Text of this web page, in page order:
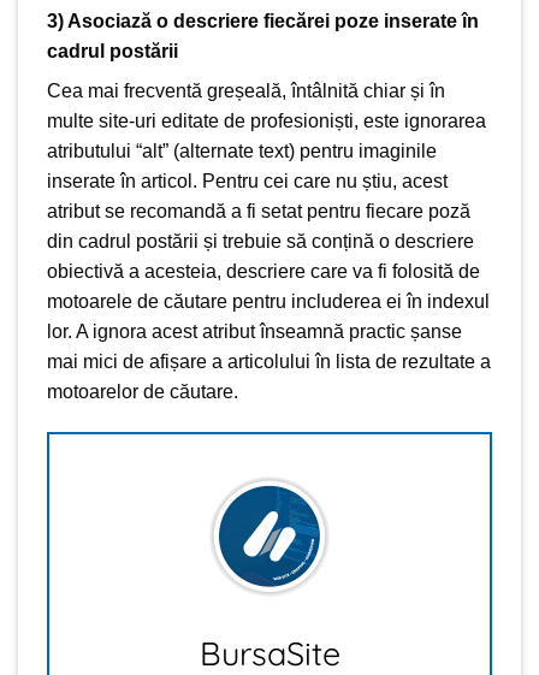
3) Asociază o descriere fiecărei poze inserate în
cadrul postării
Cea mai frecventă greșeală, întâlnită chiar și în
multe site-uri editate de profesioniști, este ignorarea
atributului “alt” (alternate text) pentru imaginile
inserate în articol. Pentru cei care nu știu, acest
atribut se recomandă a fi setat pentru fiecare poză
din cadrul postării și trebuie să conțină o descriere
obiectivă a acesteia, descriere care va fi folosită de
motoarele de căutare pentru includerea ei în indexul
lor. A ignora acest atribut înseamnă practic șanse
mai mici de afișare a articolului în lista de rezultate a
motoarelor de căutare.
BursaSite